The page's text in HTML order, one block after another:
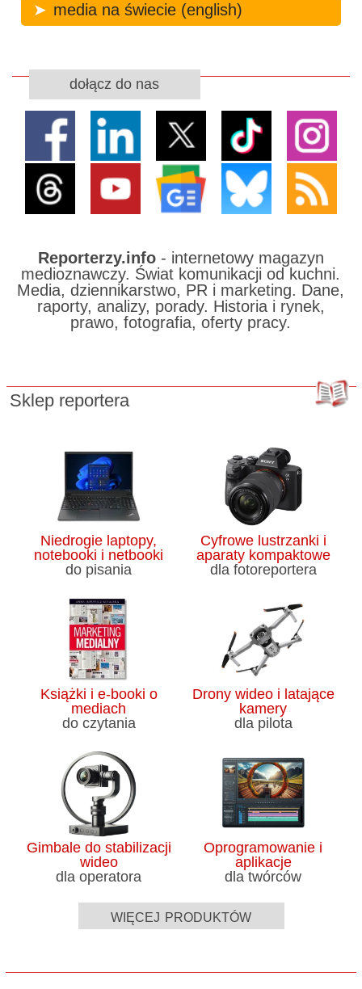
media na świecie (english)
dołącz do nas
Reporterzy.info- internetowy magazyn
medioznawczy. Świat komunikacji od kuchni.
Media, dziennikarstwo, PR i marketing. Dane,
raporty, analizy, porady. Historia i rynek,
prawo, fotografia, oferty pracy.
Sklep reportera
Niedrogie laptopy,
notebooki i netbooki
do pisania
Cyfrowe lustrzanki i
aparaty kompaktowe
dla fotoreportera
Książki i e-booki o
mediach
do czytania
Drony wideo i latające
kamery
dla pilota
Gimbale do stabilizacji
wideo
dla operatora
Oprogramowanie i
aplikacje
dla twórców
więcej produktów